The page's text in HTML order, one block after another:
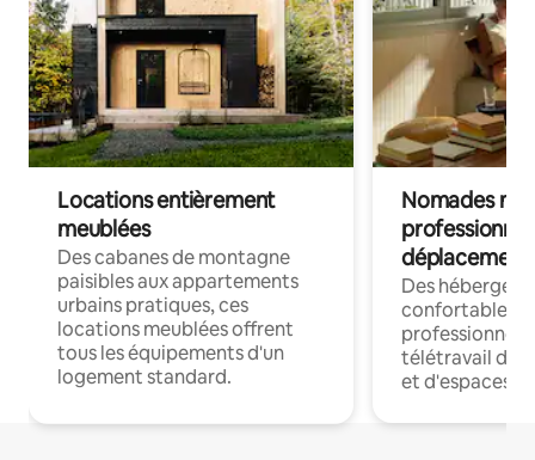
Locations entièrement
meublées
Des cabanes de montagne
paisibles aux appartements
urbains pratiques, ces
locations meublées offrent
tous les équipements d'un
logement standard.
Nomades
déplacement
Des
confortables
professionnels
télétravail
et d'espaces